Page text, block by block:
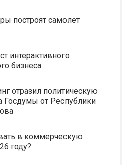
построят самолет
интерактивного
бизнеса
отразил политическую
Госдумы от Республики
в коммерческую
году?